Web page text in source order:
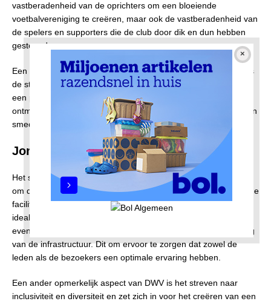
vastberadenheid van de oprichters om een bloeiende
voetbalvereniging te creëren, maar ook de vastberadenheid van
de spelers en supporters die de club door dik en dun hebben
gesteund.
Een van de meest opvallende kenmerken van de voetbalclub is
de sterke gemeenschapsband. De club fungeert niet alleen als
een plek voor voetbalwedstrijden, maar ook als een
ontmoetingsplaats waar mensen samenkomen, vriendschappen
smeden en gezamenlijk hun liefde voor het spel delen.
Jong en oud
Het sportcomplex is een plek waar jong en oud samenkomen
om deel te nemen aan en te genieten van voetbal. Met moderne
faciliteiten en goed onderhouden velden biedt het complex een
ideale omgeving voor trainingen, wedstrijden en diverse
evenementen. De club investeert voortdurend in de verbetering
van de infrastructuur. Dit om ervoor te zorgen dat zowel de
leden als de bezoekers een optimale ervaring hebben.
Een ander opmerkelijk aspect van DWV is het streven naar
inclusiviteit en diversiteit en zet zich in voor het creëren van een